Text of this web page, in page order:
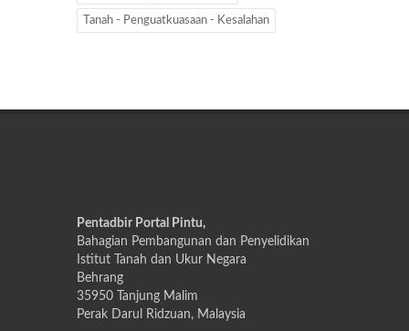
Tanah - Penguatkuasaan - Kesalahan
Pentadbir Portal Pintu,
Bahagian Pembangunan dan Penyelidikan
Istitut Tanah dan Ukur Negara
Behrang
35950 Tanjung Malim
Perak Darul Ridzuan, Malaysia